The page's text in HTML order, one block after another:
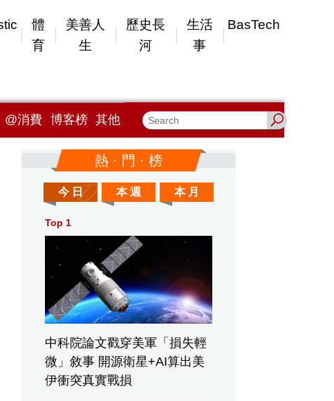
體
育
美善人
生
歷史長
河
生活
事
BasTech
@消費 博客榜 其他
熱 · 門 · 榜
今 日 本 週 本 月
Top 1
中科院論文戳穿美軍「損失輕
微」敘事 開源衛星+AI算出美
伊衝突真實戰損